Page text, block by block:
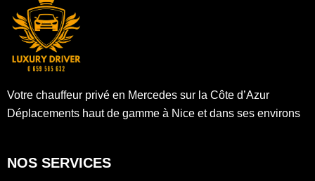
Votre chauffeur privé en Mercedes sur la Côte d’Azur
Déplacements haut de gamme à Nice et dans ses environs
NOS SERVICES